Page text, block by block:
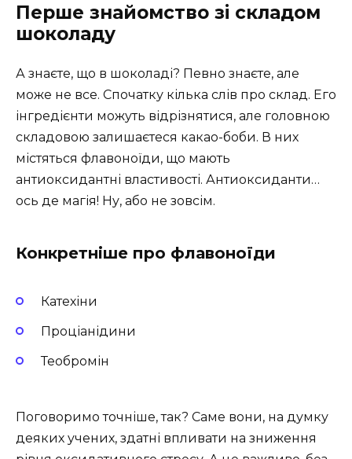
Перше знайомство зі складом
шоколаду
А знаєте, що в шоколаді? Певно знаєте, але
може не все. Спочатку кілька слів про склад. Его
інгредієнти можуть відрізнятися, але головною
складовою залишаєтеся какао-боби. В них
містяться флавоноїди, що мають
антиоксидантні властивості. Антиоксиданти…
ось де магія! Ну, або не зовсім.
Конкретніше про флавоноїди
Катехіни
Проціанідини
Теобромін
Поговоримо точніше, так? Саме вони, на думку
деяких учених, здатні впливати на зниження